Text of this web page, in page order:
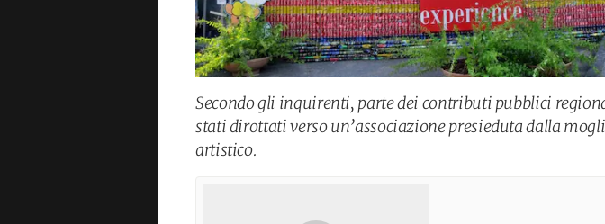
Secondo gli inquirenti, parte dei contributi pubblici
stati dirottati verso un’associazione presieduta dalla
artistico.